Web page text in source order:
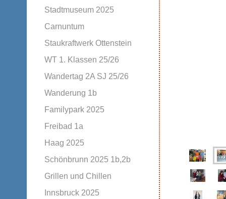
Stadtmuseum 2025
Carnuntum
Staukraftwerk Ottenstein
WT 1. Klassen 25/26
Wandertag 2A SJ 25/26
Wanderung 1b
Familypark 2025
Freibad 1a
Haag 2025
Schönbrunn 2025 1b,2b
Grillen und Chillen
Innsbruck 2025